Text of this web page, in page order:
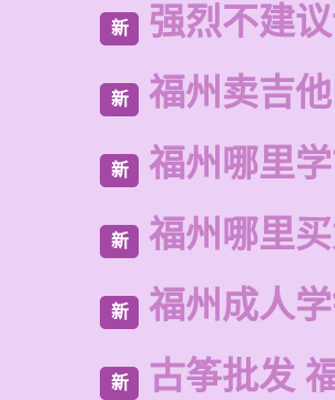
新 强烈不建
新 福州卖吉
新 福州哪里
新 福州哪里
新 福州成人
新 古筝批发